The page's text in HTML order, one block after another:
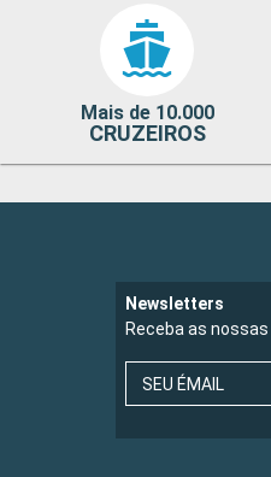
Mais de 10.000
CRUZEIROS
Newsletters
Receba as
SEU ÉMAIL